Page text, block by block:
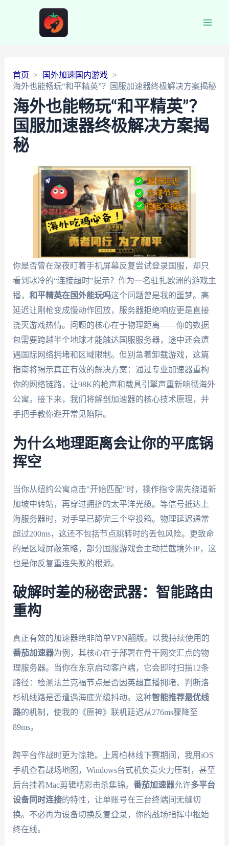
首页
国外加速国内游戏
海外也能畅玩“和平精英”？国服加速器终极解决方案揭秘
海外也能畅玩“和平精英”？
国服加速器终极解决方案揭
秘
你是否曾在深夜盯着手机屏幕反复尝试登录国服，却只
看到冰冷的“连接超时”提示？作为一名驻扎欧洲的游戏主
播， 和平精英在国外能玩吗这个问题曾是我的噩梦。高
延迟让刚枪变成慢动作回放，服务器拒绝响应更是直接
浇灭游戏热情。问题的核心在于物理距离——你的数据
包需要跨越半个地球才能触达国服服务器，途中还会遭
遇国际网络拥堵和区域限制。但别急着卸载游戏，这篇
指南将揭示真正有效的解决方案：通过专业加速器重构
你的网络链路，让98K的枪声和载具引擎声重新响彻海外
公寓。接下来，我们将解剖加速器的核心技术原理，并
手把手教你避开常见陷阱。
为什么地理距离会让你的平底锅
挥空
当你从纽约公寓点击"开始匹配"时，操作指令需先绕道新
加坡中转站，再穿过拥挤的太平洋光缆。等信号抵达上
海服务器时，对手早已舔完三个空投箱。物理延迟通常
超过200ms，这还不包括节点跳转时的丢包风险。更致命
的是区域屏蔽策略，部分国服游戏会主动拦截境外IP，这
也是你反复重连失败的根源。
破解时差的秘密武器：智能路由
重构
真正有效的加速器绝非简单VPN翻版。以我持续使用的
番茄加速器为例，其核心在于部署在骨干网交汇点的物
理服务器。当你在东京启动客户端，它会即时扫描12条
路径：检测法兰克福节点是否因英超直播拥堵、判断洛
杉矶线路是否遭遇海底光缆抖动。这种智能推荐最优线
路的机制，使我的《原神》联机延迟从276ms骤降至
89ms。
跨平台作战时更为惊艳。上周柏林线下赛期间，我用iOS
手机查看战场地图，Windows台式机负责火力压制，甚至
后台挂着Mac剪辑精彩击杀集锦。 番茄加速器允许多平台
设备同时连接的特性，让单账号在三台终端间无缝切
换。不必再为设备切换反复登录，你的战场指挥中枢始
终在线。